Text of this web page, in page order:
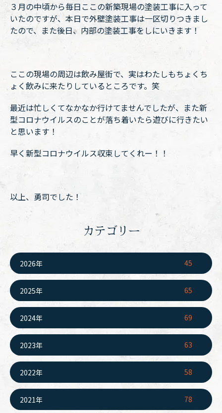
３月の中頃から毎日ここの新築現場の塗装工事に入って
いたのですが、本日で外壁塗装工事は一区切りつきまし
たので、また後日、内部の塗装工事をしにいきます！
ここの現場の周辺は飲み屋街で、実はわたしもちょくち
ょく飲みに来たりしているところです。笑
最近は忙しくてなかなか行けてませんでしたが、また新
型コロナウイルスのことが落ち着いたら遊びに行きたい
と思います！
早く新型コロナウイルス収束してくれー！！
以上、勇司でした！
カテゴリー
2026年 45
2025年 65
2024年 69
2023年 63
2022年 58
2021年 78